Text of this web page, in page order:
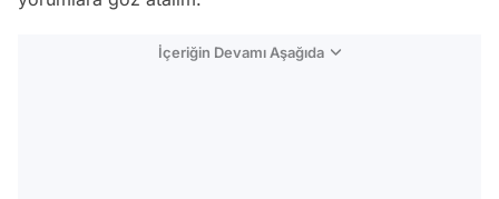
İçeriğin Devamı Aşağıda